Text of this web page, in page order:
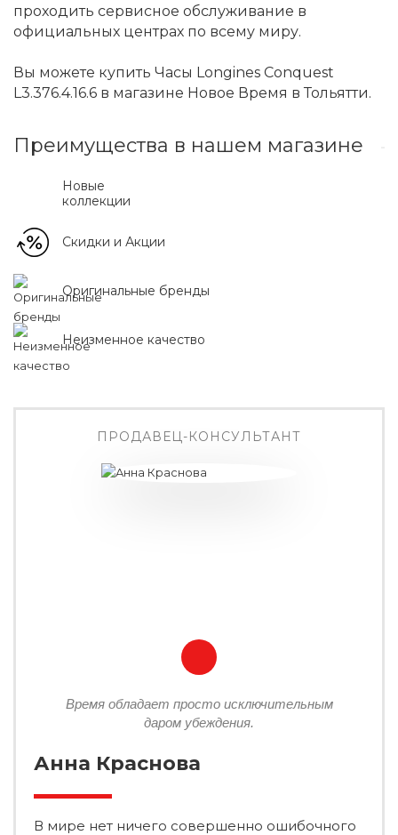
проходить сервисное обслуживание в
официальных центрах по всему миру.
Вы можете купить Часы Longines Conquest
L3.376.4.16.6 в магазине Новое Время в Тольятти.
Преимущества в нашем магазине
Новые
коллекции
Скидки и Акции
Оригинальные бренды
Неизменное качество
ПРОДАВЕЦ-КОНСУЛЬТАНТ
Время обладает просто исключительным
даром убеждения.
Анна Краснова
В мире нет ничего совершенно ошибочного